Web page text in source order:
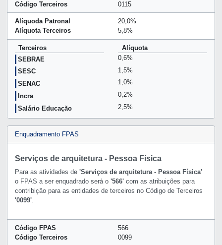
Código Terceiros
0115
Alíquoda Patronal
20,0%
Alíquota Terceiros
5,8%
Terceiros
Alíquota
SEBRAE
0,6%
SESC
1,5%
SENAC
1,0%
Incra
0,2%
Salário Educação
2,5%
Enquadramento FPAS
Serviços de arquitetura - Pessoa Física
Para as atividades de 'Serviços de arquitetura - Pessoa Física'
o FPAS a ser enquadrado será o '566'com as atribuições para
contribição para as entidades de terceiros no Código de Terceiros
'0099'.
Código FPAS
566
Código Terceiros
0099